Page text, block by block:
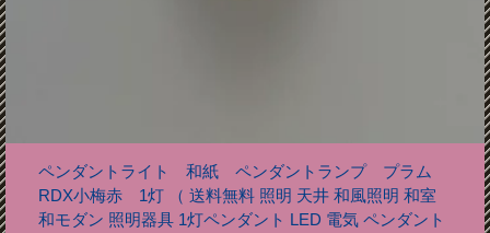
ペンダントライト 和紙 ペンダントランプ プラム
RDX小梅赤 1灯 （ 送料無料 照明 天井 和風照明 和室
和モダン 照明器具 1灯ペンダント LED 電気 ペンダント